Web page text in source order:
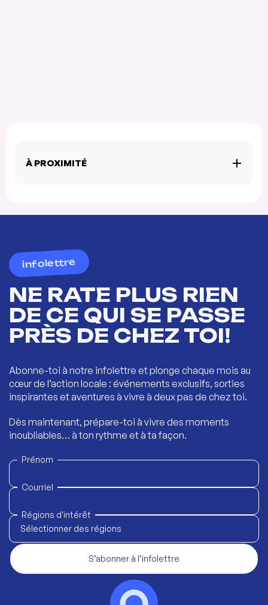
À PROXIMITÉ
infolettre
NE RATE PLUS RIEN
DE CE QUI SE PASSE
PRÈS DE CHEZ TOI!
Abonne-toi à notre infolettre et plonge chaque mois au
cœur de l’action locale : événements exclusifs, sorties
inspirantes et aventures à vivre à deux pas de chez toi.
Dès maintenant, prépare-toi à vivre des moments
inoubliables… à ton rythme et à ta façon.
Prénom
Courriel
Régions d'intérêt
Sélectionner des régions
S’abonner à l’infolettre